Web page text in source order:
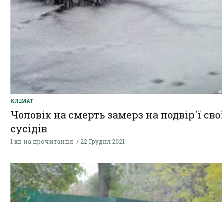
КЛІМАТ
Чоловік на смерть замерз на подвір'ї
сусідів
1 хв на прочитання 22 Грудня 2021